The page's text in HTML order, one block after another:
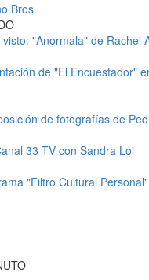
Bros
"Anormala" de Rachel
de "El Encuestador"
de fotografías de
33 TV con Sandra Loi
"Filtro Cultural